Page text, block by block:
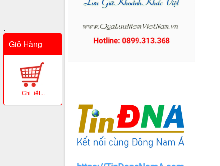
.
Giỏ Hàng
Chi tiết...